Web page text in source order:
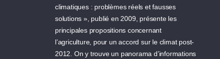
climatiques : problèmes réels et fausses
solutions », publié en 2009, présente les
principales propositions concernant
l’agriculture, pour un accord sur le climat post-
2012. On y trouve un panorama d’informations